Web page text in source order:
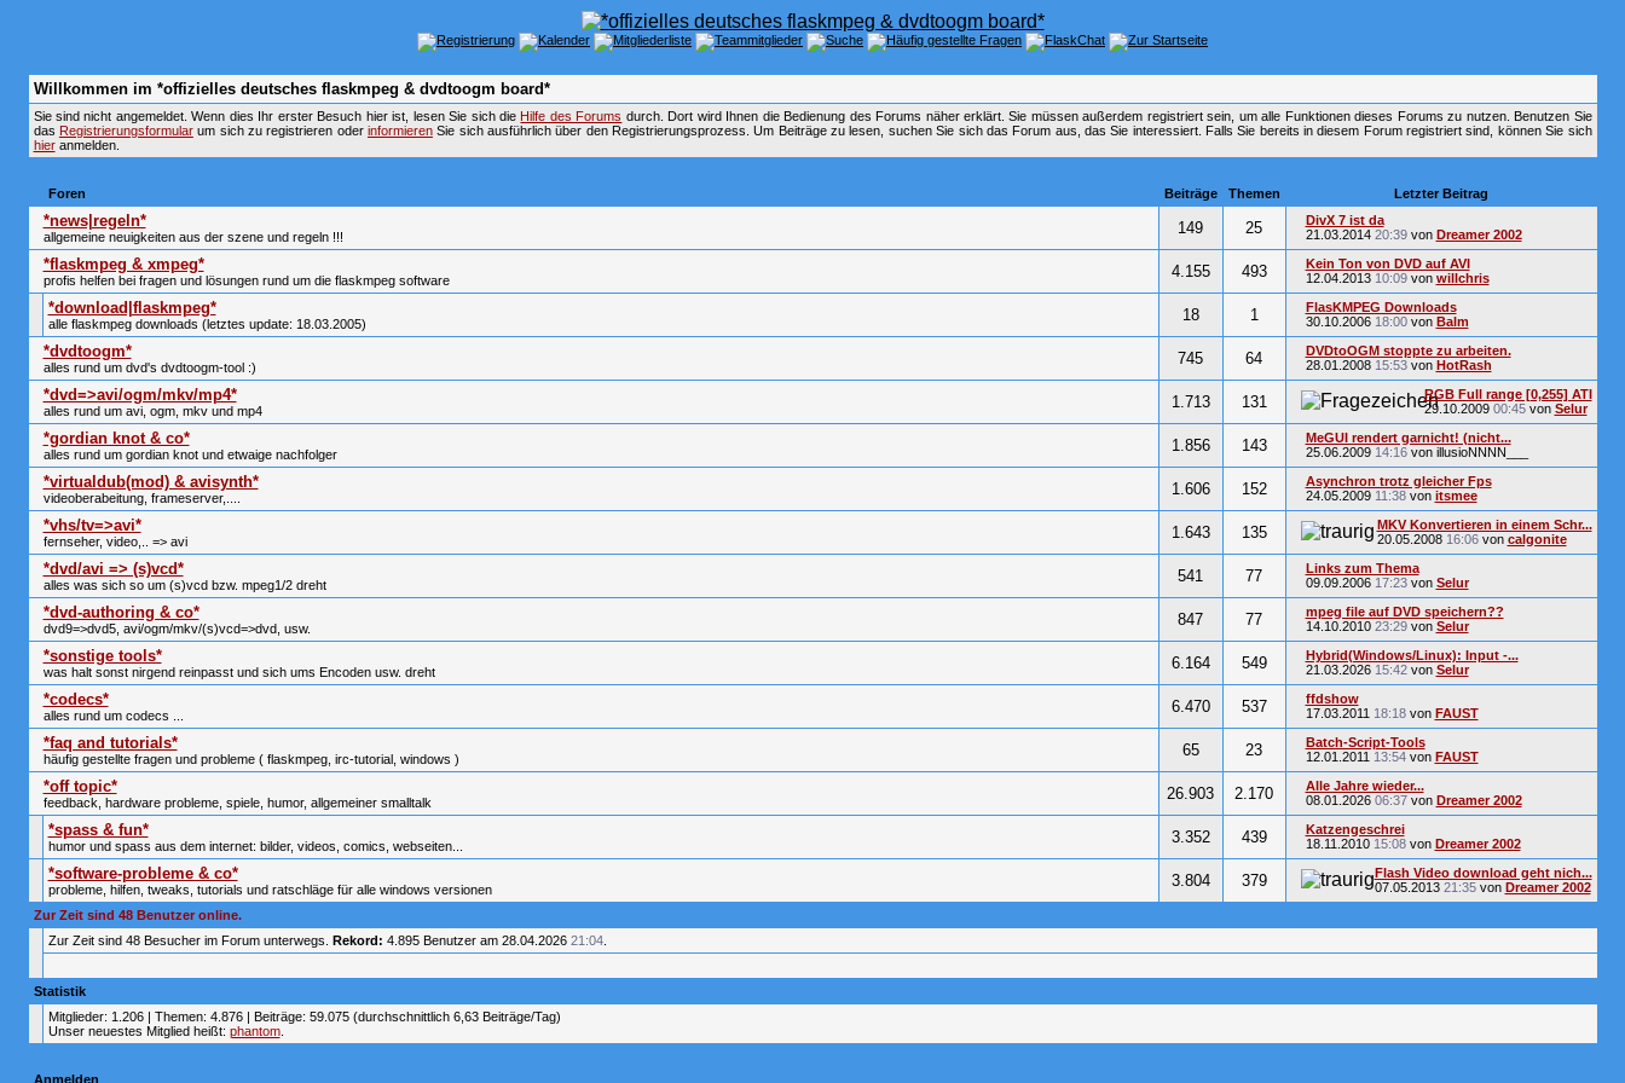
Willkommen im *offizielles deutsches flaskmpeg & dvdtoogm board*
Sie sind nicht angemeldet. Wenn dies Ihr erster Besuch hier ist, lesen Sie sich die Hilfe des Forums durch. Dort wird Ihnen die Bedienung des Forums näher erklärt. Sie müssen außerdem registriert sein, um alle Funktionen dieses Forums zu nutzen. Benutzen Sie
das Registrierungsformularum sich zu registrieren oder informierenSie sich ausführlich über den Registrierungsprozess. Um Beiträge zu lesen, suchen Sie sich das Forum aus, das Sie interessiert. Falls Sie bereits in diesem Forum registriert sind, können Sie sich
hieranmelden.
Foren Beiträge Themen Letzter Beitrag
*news|regeln*
allgemeine neuigkeiten aus der szene und regeln !!! 149 25
DivX 7 ist da
21.03.2014 20:39von Dreamer 2002
*flaskmpeg & xmpeg*
profis helfen bei fragen und lösungen rund um die flaskmpeg software 4.155 493
Kein Ton von DVD auf AVI
12.04.2013 10:09von willchris
*download|flaskmpeg*
alle flaskmpeg downloads (letztes update: 18.03.2005) 18 1
FlasKMPEG Downloads
30.10.2006 18:00von Balm
*dvdtoogm*
alles rund um dvd's dvdtoogm-tool :) 745 64
DVDtoOGM stoppte zu arbeiten.
28.01.2008 15:53von HotRash
*dvd=>avi/ogm/mkv/mp4*
alles rund um avi, ogm, mkv und mp4 1.713 131
RGB Full range [0,255] ATI
29.10.2009 00:45von Selur
*gordian knot & co*
alles rund um gordian knot und etwaige nachfolger 1.856 143
MeGUI rendert garnicht! (nicht...
25.06.2009 14:16von illusioNNNN___
*virtualdub(mod) & avisynth*
videoberabeitung, frameserver,.... 1.606 152
Asynchron trotz gleicher Fps
24.05.2009 11:38von itsmee
*vhs/tv=>avi*
fernseher, video,.. => avi 1.643 135
MKV Konvertieren in einem Schr...
20.05.2008 16:06von calgonite
*dvd/avi => (s)vcd*
alles was sich so um (s)vcd bzw. mpeg1/2 dreht 541 77
Links zum Thema
09.09.2006 17:23von Selur
*dvd-authoring & co*
dvd9=>dvd5, avi/ogm/mkv/(s)vcd=>dvd, usw. 847 77
mpeg file auf DVD speichern??
14.10.2010 23:29von Selur
*sonstige tools*
was halt sonst nirgend reinpasst und sich ums Encoden usw. dreht 6.164 549
Hybrid(Windows/Linux): Input -...
21.03.2026 15:42von Selur
*codecs*
alles rund um codecs ... 6.470 537
ffdshow
17.03.2011 18:18von FAUST
*faq and tutorials*
häufig gestellte fragen und probleme ( flaskmpeg, irc-tutorial, windows ) 65 23
Batch-Script-Tools
12.01.2011 13:54von FAUST
*off topic*
feedback, hardware probleme, spiele, humor, allgemeiner smalltalk 26.903 2.170
Alle Jahre wieder...
08.01.2026 06:37von Dreamer 2002
*spass & fun*
humor und spass aus dem internet: bilder, videos, comics, webseiten... 3.352 439
Katzengeschrei
18.11.2010 15:08von Dreamer 2002
*software-probleme & co*
probleme, hilfen, tweaks, tutorials und ratschläge für alle windows versionen 3.804 379
Flash Video download geht nich...
07.05.2013 21:35von Dreamer 2002
Zur Zeit sind 48 Benutzer online.
Zur Zeit sind 48 Besucher im Forum unterwegs. Rekord: 4.895 Benutzer am 28.04.2026 21:04.
Statistik
Mitglieder: 1.206 | Themen: 4.876 | Beiträge: 59.075 (durchschnittlich 6,63 Beiträge/Tag)
Unser neuestes Mitglied heißt: phantom.
Anmelden